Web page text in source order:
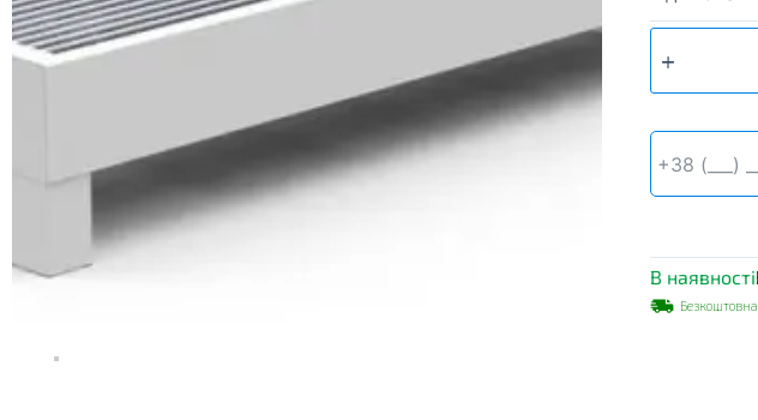
підлоговий
конвектор
FR2H,
2000
мм
В наявності